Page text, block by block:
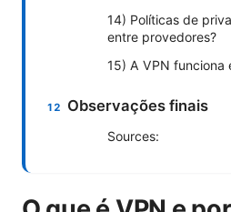
14) Políticas de
entre provedores?
15) A VPN funciona
Observações finais
Sources: